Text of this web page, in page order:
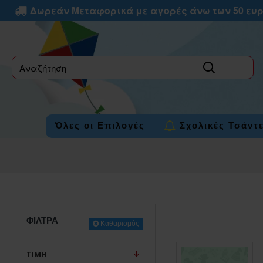
Δωρεάν Μεταφορικά με αγορές άνω των 50
label
Όλες οι Επιλογές Σχολικές
ΦΊΛΤΡΑ Καθαρισμός
ΤΙΜΉ